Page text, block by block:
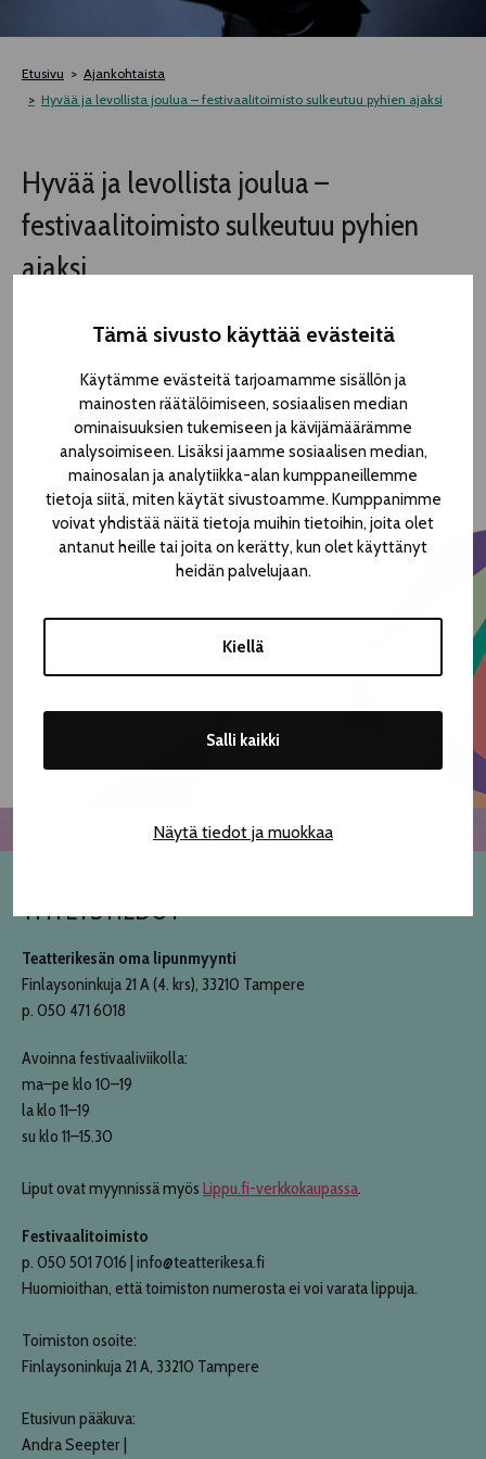
Tämä sivusto käyttää evästeitä
Käytämme evästeitä tarjoamamme sisällön ja
mainosten räätälöimiseen, sosiaalisen median
ominaisuuksien tukemiseen ja kävijämäärämme
analysoimiseen. Lisäksi jaamme sosiaalisen median,
mainosalan ja analytiikka-alan kumppaneillemme
tietoja siitä, miten käytät sivustoamme. Kumppanimme
voivat yhdistää näitä tietoja muihin tietoihin, joita olet
antanut heille tai joita on kerätty, kun olet käyttänyt
heidän palvelujaan.
Kiellä
Salli kaikki
Näytä tiedot ja muokkaa
TELTTALAB
OFF TAMPERE
TAPAHTUMIEN YÖ
MUU OHJELMISTO
Etusivu
Ajankohtaista
Hyvää ja levollista joulua – festivaalitoimisto sulkeutuu pyhien ajaksi
Hyvää ja levollista joulua –
festivaalitoimisto sulkeutuu pyhien
ajaksi
17.12.2021
Tampereen Teatterikesä kiittää kuluneesta vuodesta teitä,
arvoisat teatterifestivaalin ystävät. Toivotamme kaikille
hyvää ja levollista joulua sekä paljon onnen hetkiä tulevaan
vuoteen! Festivaalitoimisto on suljettu pyhien aikana –
olemme tavoitettavissa jälleen 10.1. alkaen.
julkistetaan kokonaisuudessaan toukokuussa.
YHTEYSTIEDOT
Teatterikesän oma lipunmyynti
Finlaysoninkuja 21 A (4. krs), 33210 Tampere
p. 050 471 6018
Avoinna festivaaliviikolla:
ma–pe klo 10–19
la klo 11–19
su klo 11–15.30
Liput ovat myynnissä myös Lippu.fi-verkkokaupassa.
Festivaalitoimisto
p. 050 501 7016 | info@teatterikesa.fi
Huomioithan, että toimiston numerosta ei voi varata lippuja.
Toimiston osoite:
Finlaysoninkuja 21 A, 33210 Tampere
Etusivun pääkuva:
Andra Seepter |